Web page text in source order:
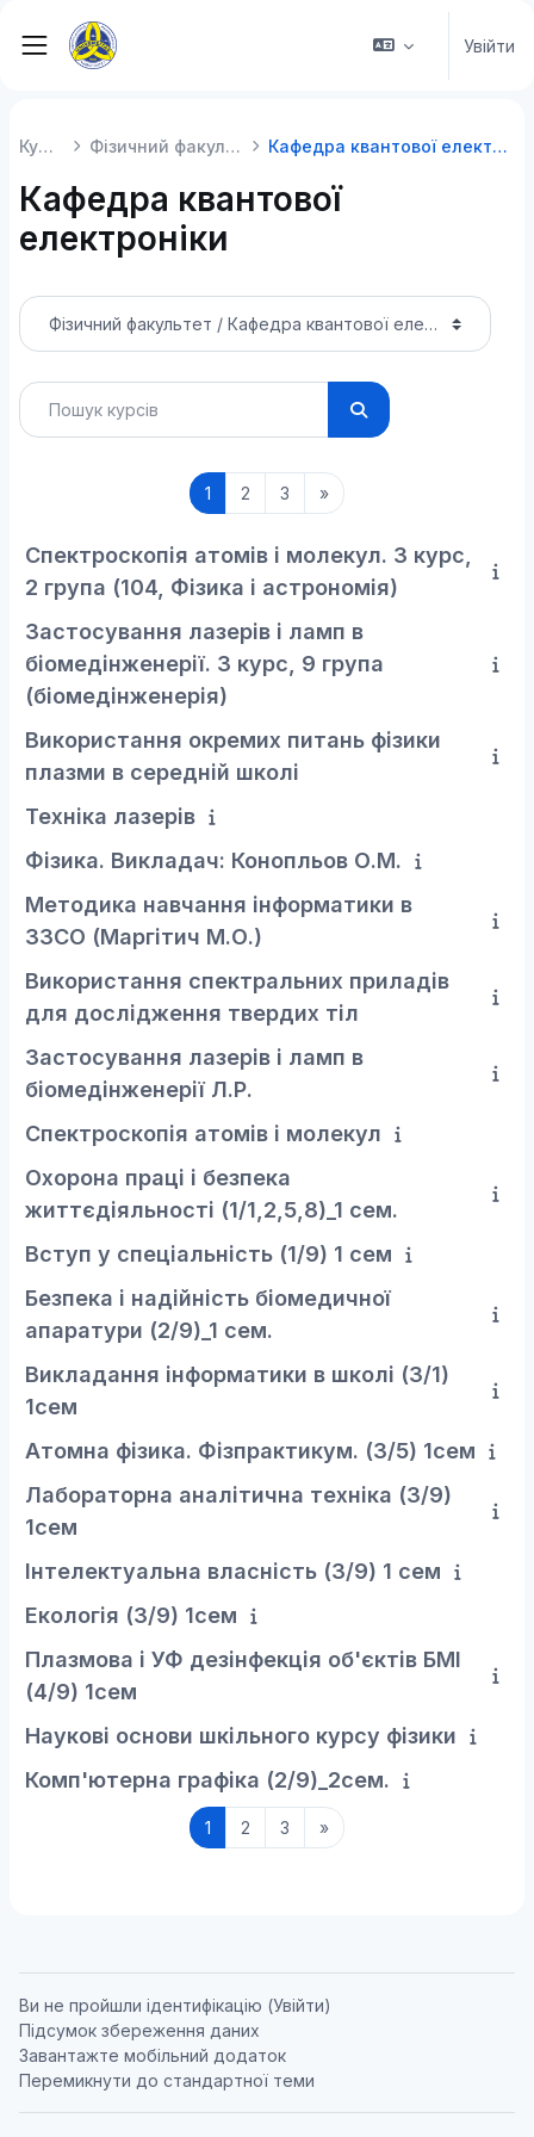
Бокова панель
Увійти
Курси Фізичний факультет Кафедра квантової електроніки
Кафедра квантової
електроніки
Категорії курсів
Пошук курсів
Пошук курсів
1 Сторінка 1
2 Сторінка 2
3 Сторінка 3
»Наступна сторінка
Спектроскопія атомів і молекул. 3 курс,
2 група (104, Фізика і астрономія)
Застосування лазерів і ламп в
біомедінженерії. 3 курс, 9 група
(біомедінженерія)
Використання окремих питань фізики
плазми в середній школі
Техніка лазерів
Фізика. Викладач: Конопльов О.М.
Методика навчання інформатики в
ЗЗСО (Маргітич М.О.)
Використання спектральних приладів
для дослідження твердих тіл
Застосування лазерів і ламп в
біомедінженерії Л.Р.
Спектроскопія атомів і молекул
Охорона праці і безпека
життєдіяльності (1/1,2,5,8)_1 сем.
Вступ у спеціальність (1/9) 1 сем
Безпека і надійність біомедичної
апаратури (2/9)_1 сем.
Викладання інформатики в школі (3/1)
1сем
Атомна фізика. Фізпрактикум. (3/5) 1сем
Лабораторна аналітична техніка (3/9)
1сем
Інтелектуальна власність (3/9) 1 сем
Екологія (3/9) 1сем
Плазмова і УФ дезінфекція об'єктів БМІ
(4/9) 1сем
Наукові основи шкільного курсу фізики
Комп'ютерна графіка (2/9)_2сем.
1 Сторінка 1
2 Сторінка 2
3 Сторінка 3
»Наступна сторінка
Ви не пройшли ідентифікацію (Увійти)
Підсумок збереження даних
Завантажте мобільний додаток
Перемикнути до стандартної теми